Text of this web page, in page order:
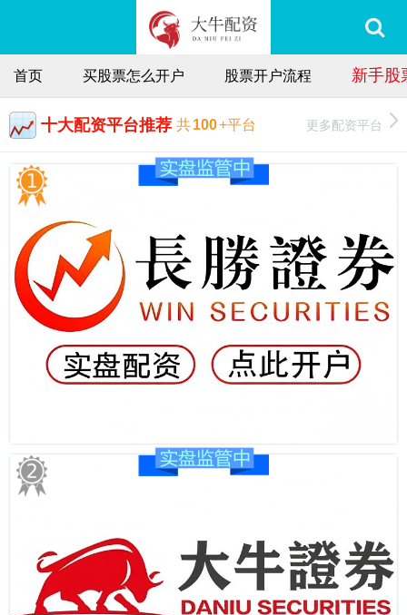
首页 买股票怎么开户 股票开户流程 新手股
十大配资平台推荐 共100+平台 更多配资平台